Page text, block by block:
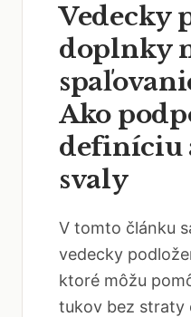
Vedecky
doplnky
Ako
definíciu
svaly
V tomto článku
vedecky
ktoré môžu
tukov bez straty